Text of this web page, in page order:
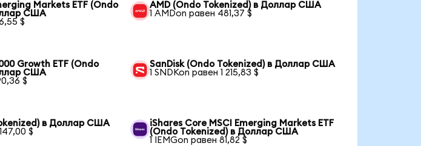
Markets ETF (Ondo
США
$
AMD (Ondo Tokenized) в Доллар США
1 AMDon равен 481,37 $
Growth ETF (Ondo
США
$
SanDisk (Ondo Tokenized) в Доллар США
1 SNDKon равен 1 215,83 $
в Доллар США
$
iShares Core MSCI Emerging Markets ETF
(Ondo Tokenized) в Доллар США
1 IEMGon равен 81,82 $